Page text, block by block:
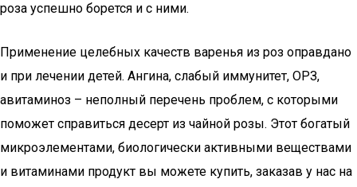
роза успешно борется и с ними.
Применение целебных качеств варенья из роз оправдано
и при лечении детей. Ангина, слабый иммунитет, ОРЗ,
авитаминоз – неполный перечень проблем, с которыми
поможет справиться десерт из чайной розы. Этот богатый
микроэлементами, биологически активными веществами
и витаминами продукт вы можете купить, заказав у нас на